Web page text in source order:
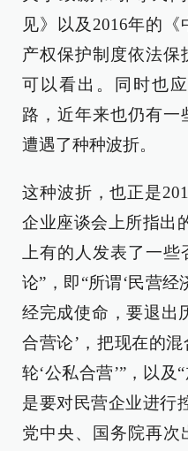
见》以及2016年的
产权保护制度依法保
可以看出。同时也
路，近年来也仍有一
遭遇了种种波折。
这种波折，也正是
企业座谈会上所指出
上有的人发表了一
论”，即“所谓‘民营
经完成使命，要退出
合营论’，把现在的
轮‘公私合营’”，以
是要对民营企业进行
党中央、国务院再次